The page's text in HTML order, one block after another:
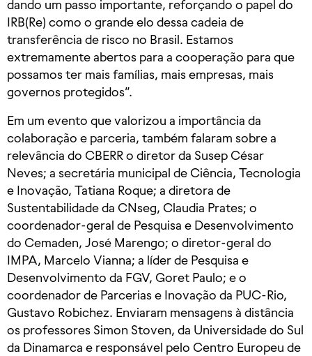
dando um passo importante, reforçando o papel do
IRB(Re) como o grande elo dessa cadeia de
transferência de risco no Brasil. Estamos
extremamente abertos para a cooperação para que
possamos ter mais famílias, mais empresas, mais
governos protegidos”.
Em um evento que valorizou a importância da
colaboração e parceria, também falaram sobre a
relevância do CBERR o diretor da Susep César
Neves; a secretária municipal de Ciência, Tecnologia
e Inovação, Tatiana Roque; a diretora de
Sustentabilidade da CNseg, Claudia Prates; o
coordenador-geral de Pesquisa e Desenvolvimento
do Cemaden, José Marengo; o diretor-geral do
IMPA, Marcelo Vianna; a líder de Pesquisa e
Desenvolvimento da FGV, Goret Paulo; e o
coordenador de Parcerias e Inovação da PUC-Rio,
Gustavo Robichez. Enviaram mensagens à distância
os professores Simon Stoven, da Universidade do Sul
da Dinamarca e responsável pelo Centro Europeu de